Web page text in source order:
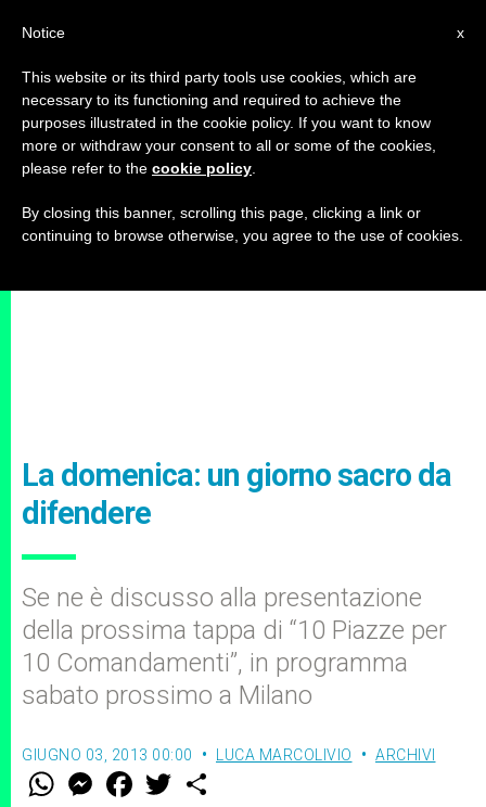
La domenica: un giorno sacro da
difendere
Se ne è discusso alla presentazione
della prossima tappa di “10 Piazze per
10 Comandamenti”, in programma
sabato prossimo a Milano
GIUGNO 03, 2013 00:00 LUCA MARCOLIVIO ARCHIVI
W M
e
F
a w
x
Notice
This website or its third party tools use cookies, which are
necessary to its functioning and required to achieve the
purposes illustrated in the cookie policy. If you want to know
more or withdraw your consent to all or some of the cookies,
please refer to the cookie policy
By closing this banner, scrolling this page, clicking a link or
continuing to browse otherwise, you agree to the use of cookies.